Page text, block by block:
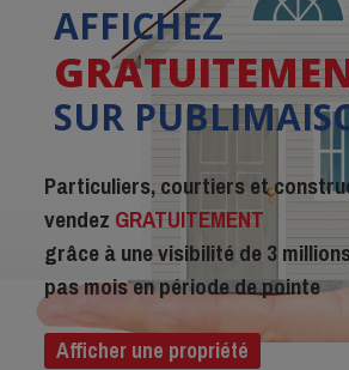
AFFICHEZ
SUR
Particuliers, courtiers et
vendez GRATUITEMENT
grâce à une visibilité de 3
pas mois en période de pointe
Afficher une propriété